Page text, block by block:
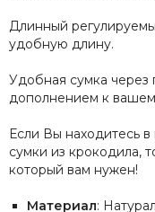
Длинный
удобную длину.
Удобная сумка через
дополнением к
Если Вы находитесь
сумки из крокодила,
который вам нужен!
Материал: